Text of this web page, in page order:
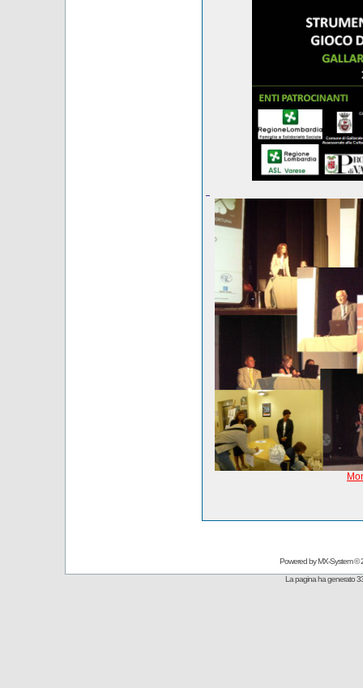
Powered byMX-System©
La pagina ha generato